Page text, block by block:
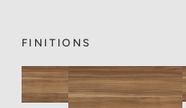
FINITIONS